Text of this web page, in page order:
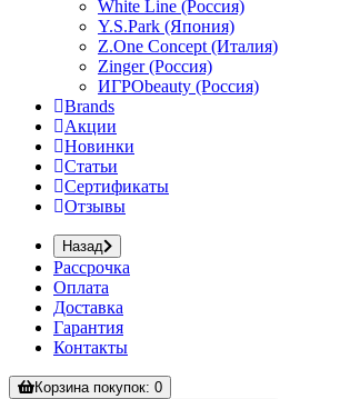
White Line (Россия)
Y.S.Park (Япония)
Z.One Concept (Италия)
Zinger (Россия)
ИГРОbeauty (Россия)
Brands
Акции
Новинки
Статьи
Сертификаты
Отзывы
Назад
Рассрочка
Оплата
Доставка
Гарантия
Контакты
Корзинапокупок: 0